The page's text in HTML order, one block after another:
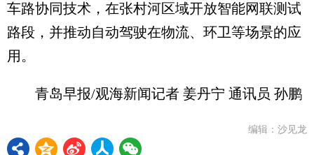
车路协同技术，在张村河区域开放智能网联测试
路段，并推动自动驾驶在物流、环卫等场景的应
用。
青岛早报/观海新闻记者 姜丹宁 通讯员 孙鹏
编辑：沙见龙